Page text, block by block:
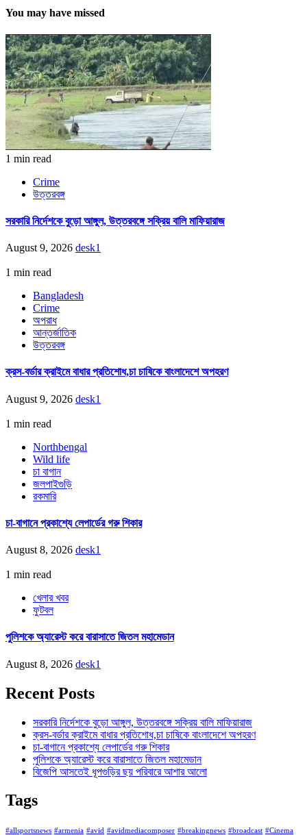
You may have missed
1 min read
Crime
উত্তরবঙ্গ
সরকারি নির্দেশকে বুড়ো আঙ্গুল, উত্তরবঙ্গে সক্রিয় বালি মাফিয়ারাজ
August 9, 2026 desk1
1 min read
Bangladesh
Crime
অপরাধ
আন্তর্জাতিক
উত্তরবঙ্গ
ক্রস-বর্ডার ক্রাইমে বাধার প্রতিশোধ,চা চাষিকে বাংলাদেশে অপহরণ
August 9, 2026 desk1
1 min read
Northbengal
Wild life
চা বাগান
জলপাইগুড়ি
রকমারি
চা-বাগানে প্রকাশ্যে লেপার্ডের গরু শিকার
August 8, 2026 desk1
1 min read
খেলার খবর
ফুটবল
পুলিশকে অ্যারেস্ট করে বারাসাতে জিতল মহামেডান
August 8, 2026 desk1
Recent Posts
সরকারি নির্দেশকে বুড়ো আঙ্গুল, উত্তরবঙ্গে সক্রিয় বালি মাফিয়ারাজ
ক্রস-বর্ডার ক্রাইমে বাধার প্রতিশোধ,চা চাষিকে বাংলাদেশে অপহরণ
চা-বাগানে প্রকাশ্যে লেপার্ডের গরু শিকার
পুলিশকে অ্যারেস্ট করে বারাসাতে জিতল মহামেডান
বিজেপি আসতেই ধূপগুড়ির ছয় পরিবারে আশার আলো
Tags
#allsportsnews #armenia #avid #avidmediacomposer #breakingnews #broadcast #Cinema